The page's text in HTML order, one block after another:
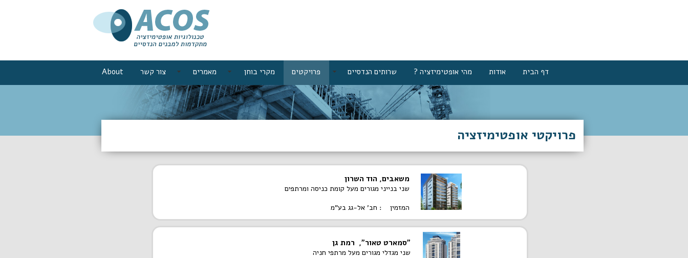
דף הבית אודות מהי אופטימיזציה ? שרותים הנדסיים פרויקטים מקרי בוחן מאמרים צור קשר About
פרויקטי אופטימיזציה
משאבים, הוד השרון
שני בנייני מגוריםמעל קומת כניסה ומרתפים
המזמין : חב' אל-גג בע"מ
"סמארט טאור", רמת גן
שני מגדלי מגורים מעל מרתפי חניה